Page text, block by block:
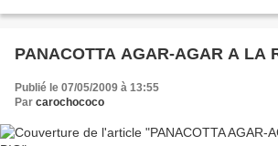
PANACOTTA AGAR-AGAR A LA
Publié le 07/05/2009 à 13:55
Par carochococo